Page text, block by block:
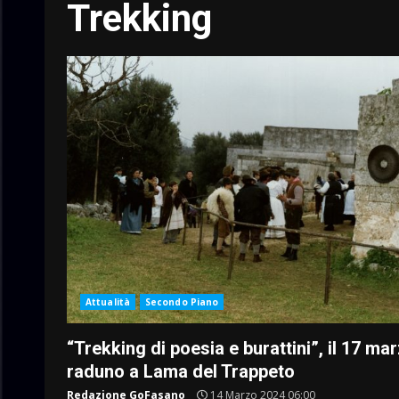
Trekking
Attualità Secondo Piano
“Trekking di poesia e burattini”, il 17
raduno a Lama del Trappeto
Redazione GoFasano 14 Marzo 2024 06:00